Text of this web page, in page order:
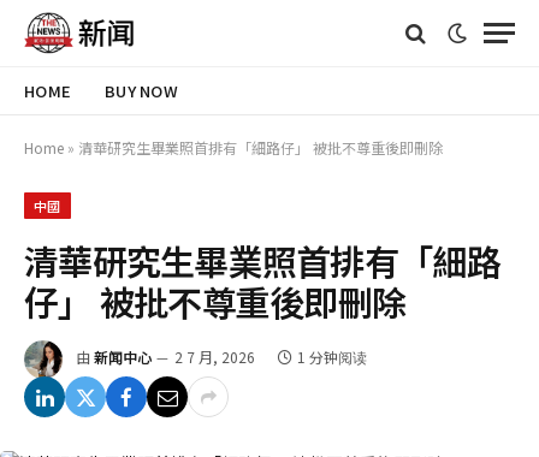
HOME BUY NOW
Home » 清華研究生畢業照首排有「細路仔」 被批不尊重後即刪除
中國
清華研究生畢業照首排有「細路
仔」 被批不尊重後即刪除
由 新闻中心 2 7 月, 2026 1 分钟阅读